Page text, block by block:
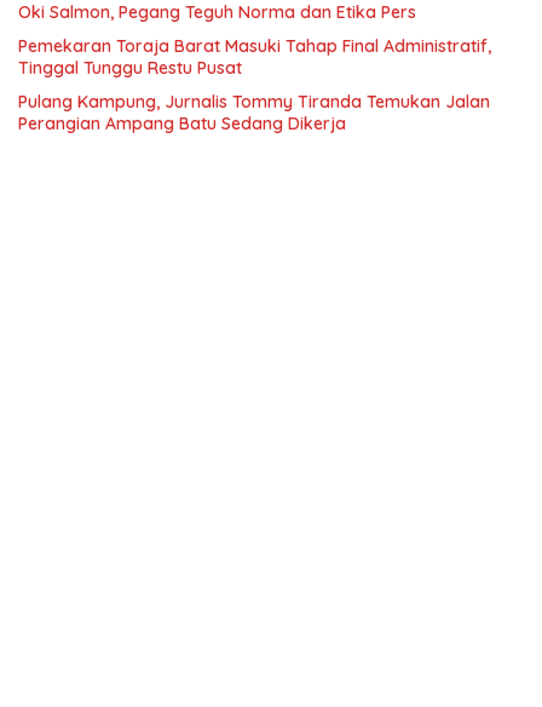
Oki Salmon, Pegang Teguh Norma dan Etika Pers
Pemekaran Toraja Barat Masuki Tahap Final Administratif,
Tinggal Tunggu Restu Pusat
Pulang Kampung, Jurnalis Tommy Tiranda Temukan Jalan
Perangian Ampang Batu Sedang Dikerja